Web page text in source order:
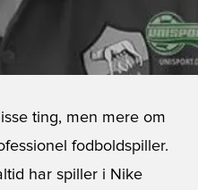
ting, men mere om
fodboldspiller.
har spiller i Nike